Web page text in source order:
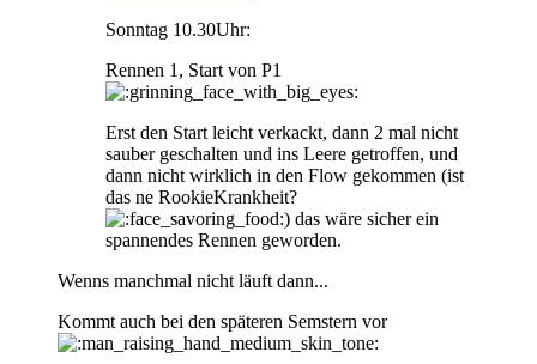
Sonntag 10.30Uhr:
Rennen 1, Start von P1
Erst den Start leicht verkackt, dann 2 mal nicht
sauber geschalten und ins Leere getroffen, und
dann nicht wirklich in den Flow gekommen (ist
das ne RookieKrankheit?
) das wäre sicher ein
spannendes Rennen geworden.
Wenns manchmal nicht läuft dann...
Kommt auch bei den späteren Semstern vor